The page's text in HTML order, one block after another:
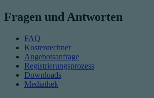
Fragen und Antworten
FAQ
Kostenrechner
Angebotsanfrage
Registrierungsprozess
Downloads
Mediathek